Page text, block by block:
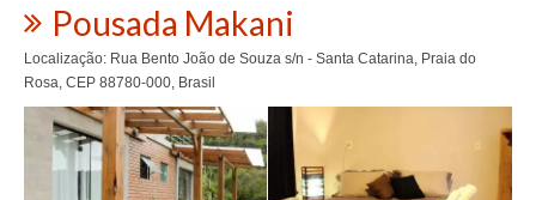
Pousada Makani
Localização: Rua Bento João de Souza s/n - Santa Catarina, Praia do
Rosa, CEP 88780-000, Brasil